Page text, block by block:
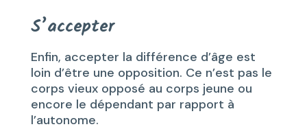
S’accepter
Enfin, accepter la différence d’âge est
loin d’être une opposition. Ce n’est pas le
corps vieux opposé au corps jeune ou
encore le dépendant par rapport à
l’autonome.